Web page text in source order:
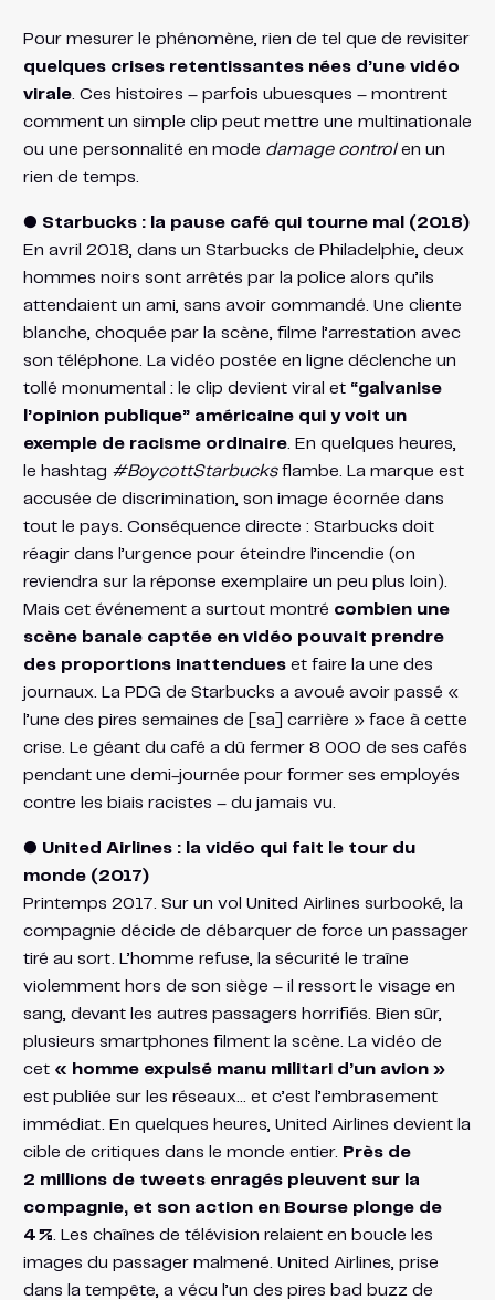
Pour mesurer le phénomène, rien de tel que de revisiter
quelques crises retentissantes nées d’une vidéo
virale. Ces histoires – parfois ubuesques – montrent
comment un simple clip peut mettre une multinationale
ou une personnalité en mode damage controlen un
rien de temps.
● Starbucks : la pause café qui tourne mal (2018)
En avril 2018, dans un Starbucks de Philadelphie, deux
hommes noirs sont arrêtés par la police alors qu’ils
attendaient un ami, sans avoir commandé. Une cliente
blanche, choquée par la scène, filme l’arrestation avec
son téléphone. La vidéo postée en ligne déclenche un
tollé monumental : le clip devient viral et “galvanise
l’opinion publique” américaine qui y voit un
exemple de racisme ordinaire​. En quelques heures,
le hashtag #BoycottStarbucksflambe. La marque est
accusée de discrimination, son image écornée dans
tout le pays. Conséquence directe : Starbucks doit
réagir dans l’urgence pour éteindre l’incendie (on
reviendra sur la réponse exemplaire un peu plus loin).
Mais cet événement a surtout montré combien une
scène banale captée en vidéo pouvait prendre
des proportions inattendueset faire la une des
journaux. La PDG de Starbucks a avoué avoir passé «
l’une des pires semaines de [sa] carrière » face à cette
crise. Le géant du café a dû fermer 8 000 de ses cafés
pendant une demi-journée pour former ses employés
contre les biais racistes – du jamais vu​.
● United Airlines : la vidéo qui fait le tour du
monde (2017)
Printemps 2017. Sur un vol United Airlines surbooké, la
compagnie décide de débarquer de force un passager
tiré au sort. L’homme refuse, la sécurité le traîne
violemment hors de son siège – il ressort le visage en
sang, devant les autres passagers horrifiés. Bien sûr,
plusieurs smartphones filment la scène. La vidéo de
cet « homme expulsé manu militari d’un avion »
est publiée sur les réseaux… et c’est l’embrasement
immédiat. En quelques heures, United Airlines devient la
cible de critiques dans le monde entier. Près de
2 millions de tweets enragés pleuvent sur la
compagnie, et son action en Bourse plonge de
4 %​ . Les chaînes de télévision relaient en boucle les
images du passager malmené. United Airlines, prise
dans la tempête, a vécu l’un des pires bad buzz de